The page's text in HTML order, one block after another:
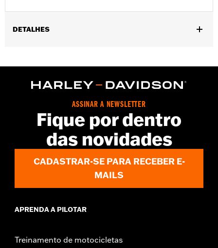
DETALHES
Collection: Willie G. Skull
Left and right footpeg
WARRANTY:1 year limited warranty – Go towww.h-
d.com/warranty for full details
ASSINAR A NEWSLETTER
Fique por dentro
das novidades
CADASTRAR-SE PARA RECEBER E-
MAILS
APRENDA A PILOTAR
Treinamento de motocicletas